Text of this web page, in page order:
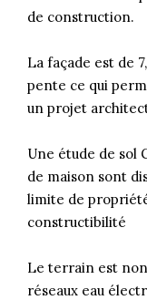
de construction.
La façade est de
pente ce qui
un projet
Une étude de sol
de maison sont
limite de
constructibilité
Le terrain est
réseaux eau